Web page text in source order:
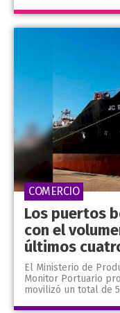
Los puertos
con el
últimos
El Ministerio de
Monitor Portuario
movilizó un total de
COMERCIO